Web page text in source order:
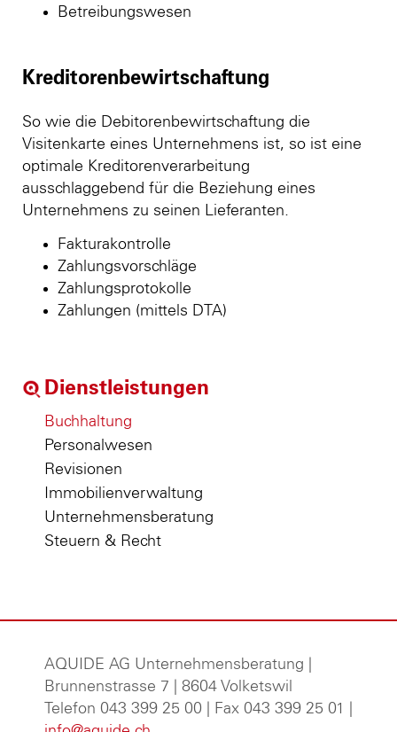
Betreibungswesen
Kreditorenbewirtschaftung
So wie die Debitorenbewirtschaftung die
Visitenkarte eines Unternehmens ist, so ist eine
optimale Kreditorenverarbeitung
ausschlaggebend für die Beziehung eines
Unternehmens zu seinen Lieferanten.
Fakturakontrolle
Zahlungsvorschläge
Zahlungsprotokolle
Zahlungen (mittels DTA)
Dienstleistungen
Buchhaltung
Personalwesen
Revisionen
Immobilienverwaltung
Unternehmensberatung
Steuern & Recht
AQUIDE AG Unternehmensberatung
Brunnenstrasse 7 | 8604 Volketswil
Telefon 043 399 25 00 | Fax 043 399 25 01 |